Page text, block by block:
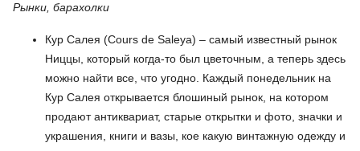
Рынки, барахолки
Кур Салея (Cours de Saleya) – самый известный рынок
Ниццы, который когда-то был цветочным, а теперь здесь
можно найти все, что угодно. Каждый понедельник на
Кур Салея открывается блошиный рынок, на котором
продают антиквариат, старые открытки и фото, значки и
украшения, книги и вазы, кое какую винтажную одежду и